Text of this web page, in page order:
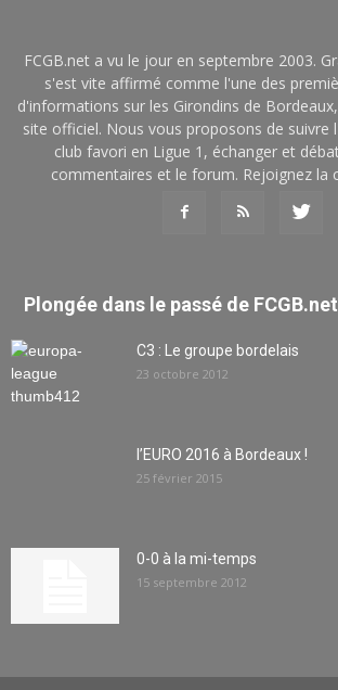
FCGB.net a vu le jour en septembre 2003.
s'est vite affirmé comme l'une des
d'informations sur les Girondins de
site officiel. Nous vous proposons de suivre
club favori en Ligue 1, échanger et
commentaires et le forum. Rejoignez la
Plongée dans le passé de FCGB.net
C3 : Le groupe bordelais
23 octobre 2012
l’EURO 2016 à Bordeaux !
25 février 2015
0-0 à la mi-temps
15 septembre 2012